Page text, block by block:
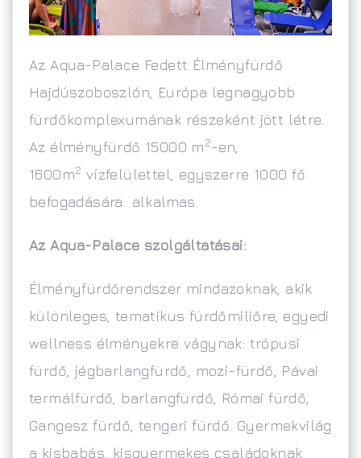
Az Aqua-Palace Fedett Élményfürdő
Hajdúszoboszlón, Európa legnagyobb
fürdőkomplexumának részeként jött létre.
Az élményfürdő 15000 m2-en,
1600m2 vízfelülettel, egyszerre 1000 fő
befogadására alkalmas.
Az Aqua-Palace szolgáltatásai:
Élményfürdőrendszer mindazoknak, akik
különleges, tematikus fürdőmiliőre, egyedi
wellness élményekre vágynak: trópusi
fürdő, jégbarlangfürdő, mozi-fürdő, Pávai
termálfürdő, barlangfürdő, Római fürdő,
Gangesz fürdő, tengeri fürdő. Gyermekvilág
a kisbabás, kisgyermekes családoknak.